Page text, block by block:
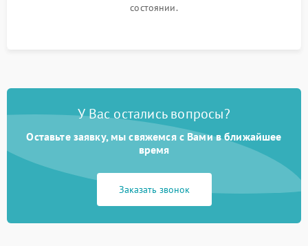
состоянии.
У Вас остались вопросы?
Оставьте заявку, мы свяжемся с Вами в ближайшее
время
Заказать звонок